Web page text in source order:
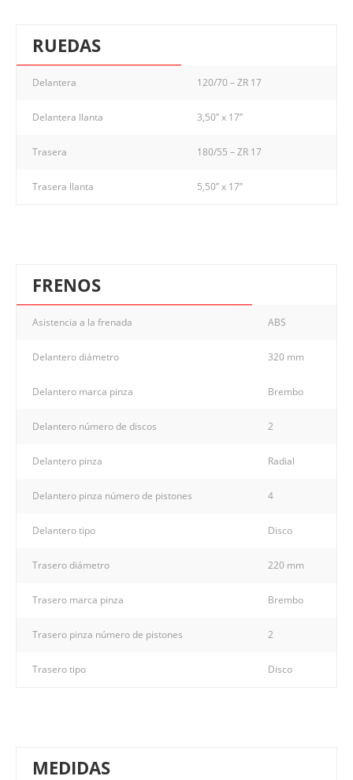
RUEDAS
Delantera 120/70 – ZR 17
Delantera llanta 3,50” x 17”
Trasera 180/55 – ZR 17
Trasera llanta 5,50” x 17”
FRENOS
Asistencia a la frenada ABS
Delantero diámetro 320 mm
Delantero marca pinza Brembo
Delantero número de discos 2
Delantero pinza Radial
Delantero pinza número de pistones 4
Delantero tipo Disco
Trasero diámetro 220 mm
Trasero marca pinza Brembo
Trasero pinza número de pistones 2
Trasero tipo Disco
MEDIDAS